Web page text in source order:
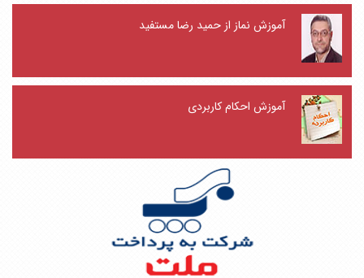
آموزش نماز از حمید رضا مستفید
آموزش احکام کاربردی